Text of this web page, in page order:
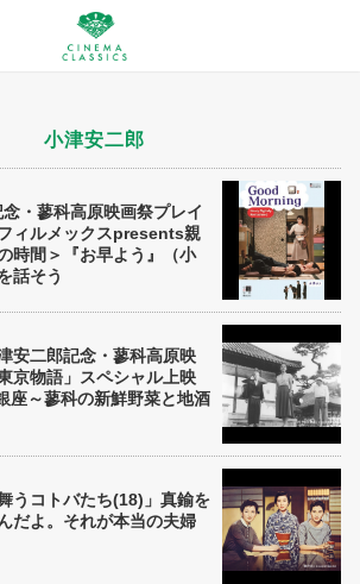
小津安二郎
・蓼科高原映画祭プレイ
ィルメックスpresents親
時間＞『お早よう』（小
話そう
安二郎記念・蓼科高原映
京物語」スペシャル上映
座～蓼科の新鮮野菜と地酒
うコトバたち(18)」真鍮を
だよ。それが本当の夫婦